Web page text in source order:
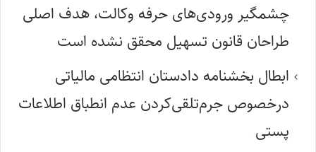
چشمگیر ورودی‌های حرفه وکالت، هدف اصلی
طراحان قانون تسهیل محقق نشده است
ابطال بخشنامه دادستان انتظامی مالیاتی
درخصوص جرم‌تلقی‌کردن عدم انطباق اطلاعات
پستی